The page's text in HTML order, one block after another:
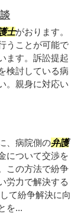
士がおります。
うことが可能で
ます。訴訟提起
検討している病
。親身に対応い
、病院側の弁護
について交渉を
この方法で紛争
労力で解決する
て紛争解決に向
を...